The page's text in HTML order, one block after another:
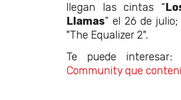
llegan las cintas “
Llamas” el 26 de
"The Equalizer 2".
Te puede interesar:
Community que